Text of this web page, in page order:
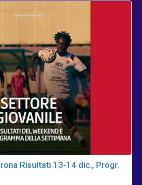
Risultati 13-14 dic., Progr.